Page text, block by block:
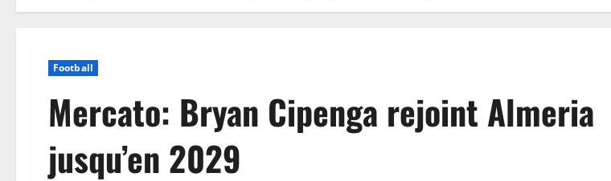
Football
Mercato: Bryan Cipenga rejoint Almeria
jusqu’en 2029